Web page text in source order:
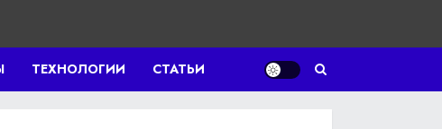
ТЕХНОЛОГИИ СТАТЬИ